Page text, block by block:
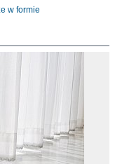
w formie